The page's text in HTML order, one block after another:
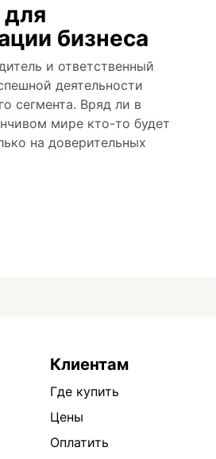
бизнеса
и ответственный
деятельности
сегмента. Вряд ли в
мире кто-то будет
на доверительных
Клиентам
Где купить
Цены
Оплатить